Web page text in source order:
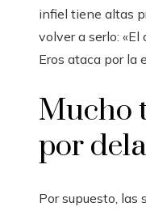
infiel tiene altas
volver a serlo:
Eros ataca por la
Mucho
por
Por supuesto, las